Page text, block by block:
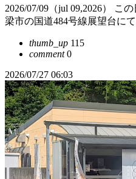
2026/07/09（jul 09,2026） こ
梁市の国道484号線展望台に
thumb_up 115
comment0
2026/07/27 06:03